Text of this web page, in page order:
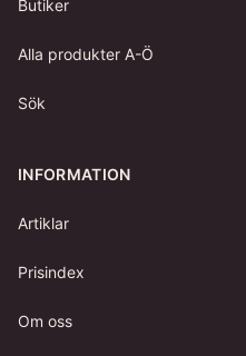
Butiker
Alla produkter A-Ö
Sök
INFORMATION
Artiklar
Prisindex
Om oss